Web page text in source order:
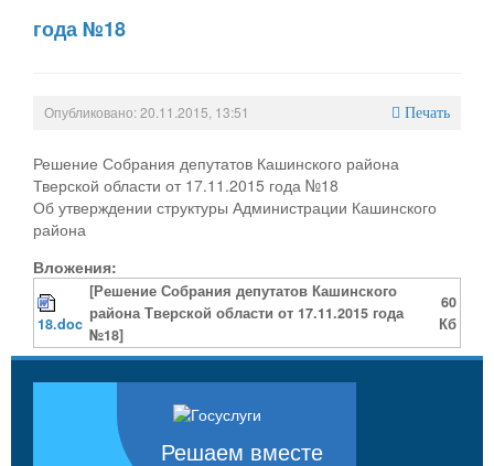
года №18
Опубликовано: 20.11.2015, 13:51 Печать
Решение Собрания депутатов Кашинского района
Тверской области от 17.11.2015 года №18
Об утверждении структуры Администрации Кашинского
района
Вложения:
18.doc
[Решение Собрания депутатов Кашинского
района Тверской области от 17.11.2015 года
№18]
60
Кб
Решаем вместе